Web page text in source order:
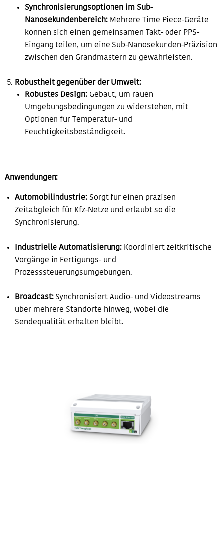
Synchronisierungsoptionen im Sub-
Nanosekundenbereich: Mehrere Time Piece-Geräte
können sich einen gemeinsamen Takt- oder PPS-
Eingang teilen, um eine Sub-Nanosekunden-Präzision
zwischen den Grandmastern zu gewährleisten.
Robustheit gegenüber der Umwelt:
Robustes Design: Gebaut, um rauen
Umgebungsbedingungen zu widerstehen, mit
Optionen für Temperatur- und
Feuchtigkeitsbeständigkeit.
Anwendungen:
Automobilindustrie: Sorgt für einen präzisen
Zeitabgleich für Kfz-Netze und erlaubt so die
Synchronisierung.
Industrielle Automatisierung: Koordiniert zeitkritische
Vorgänge in Fertigungs- und
Prozesssteuerungsumgebungen.
Broadcast: Synchronisiert Audio- und Videostreams
über mehrere Standorte hinweg, wobei die
Sendequalität erhalten bleibt.